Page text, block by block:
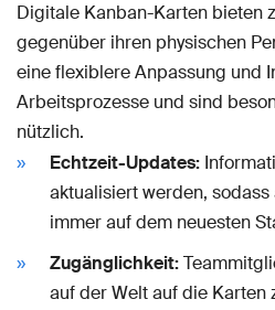
Digitale Kanban-Karten bieten
gegenüber ihren physischen
eine flexiblere Anpassung und
Arbeitsprozesse und sind
nützlich.
Echtzeit-Updates:
aktualisiert werden,
immer auf dem neuesten
Zugänglichkeit:
auf der Welt auf die Karten